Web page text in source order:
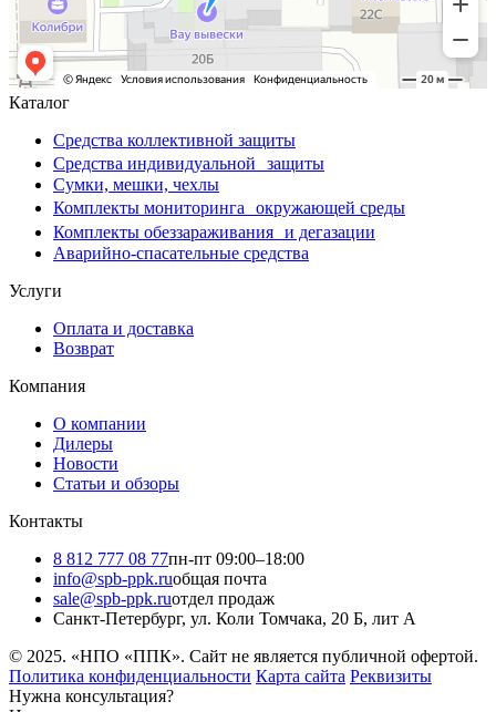
Каталог
Средства коллективной защиты
Средства индивидуальной защиты
Сумки, мешки, чехлы
Комплекты мониторинга окружающей среды
Комплекты обеззараживания и дегазации
Аварийно-спасательные средства
Услуги
Оплата и доставка
Возврат
Компания
О компании
Дилеры
Новости
Статьи и обзоры
Контакты
8 812 777 08 77пн-пт 09:00–18:00
info@spb-ppk.ruобщая почта
sale@spb-ppk.ruотдел продаж
Санкт-Петербург, ул. Коли Томчака, 20 Б, лит А
© 2025. «НПО «ППК». Сайт не является публичной офертой.
Политика конфиденциальности Карта сайта Реквизиты
Нужна консультация?